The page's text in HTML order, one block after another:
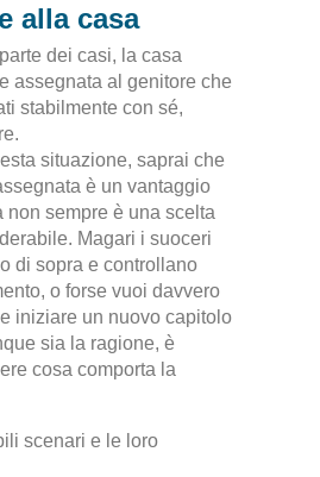
alla casa
dei casi, la casa
assegnata al genitore che
stabilmente con sé,
situazione, saprai che
è un vantaggio
non sempre è una scelta
Magari i suoceri
di sopra e controllano
o forse vuoi davvero
iniziare un nuovo capitolo
sia la ragione, è
cosa comporta la
scenari e le loro